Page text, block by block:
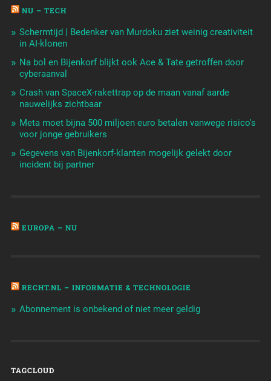
NU – TECH
Schermtijd | Bedenker van Murdoku ziet weinig creativiteit
in AI-klonen
Na bol en Bijenkorf blijkt ook Ace & Tate getroffen door
cyberaanval
Crash van SpaceX-rakettrap op de maan vanaf aarde
nauwelijks zichtbaar
Meta moet bijna 500 miljoen euro betalen vanwege risico's
voor jonge gebruikers
Gegevens van Bijenkorf-klanten mogelijk gelekt door
incident bij partner
EUROPA – NU
RECHT.NL – INFORMATIE & TECHNOLOGIE
Abonnement is onbekend of niet meer geldig
TAGCLOUD